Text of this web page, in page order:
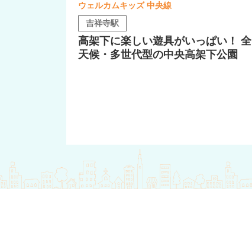
ウェルカムキッズ 中央線
吉祥寺駅
高架下に楽しい遊具がいっぱい！ 全
天候・多世代型の中央高架下公園